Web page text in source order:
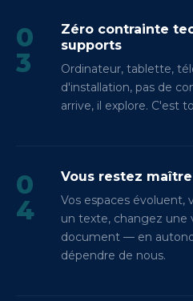
0
3
Zéro contrainte
supports
Ordinateur, tablette,
d'installation, pas de
arrive, il explore. C'est
0
4
Vous restez
Vos espaces évoluent,
un texte, changez une
document — en
dépendre de nous.